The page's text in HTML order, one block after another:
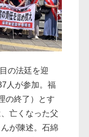
の法廷を迎
人が参加。福
の終了）とす
亡くなった父
が陳述。石綿